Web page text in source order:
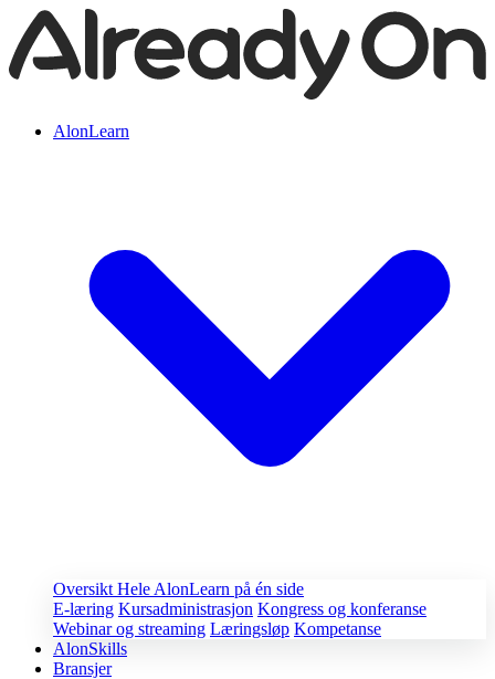
AlonLearn
Oversikt Hele AlonLearn på én side
E-læring Kursadministrasjon Kongress og konferanse
Webinar og streaming Læringsløp Kompetanse
AlonSkills
Bransjer